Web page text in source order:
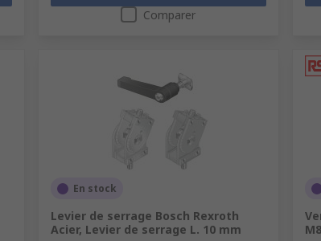
Comparer
En stock
Levier de serrage Bosch Rexroth
Acier, Levier de serrage L. 10 mm